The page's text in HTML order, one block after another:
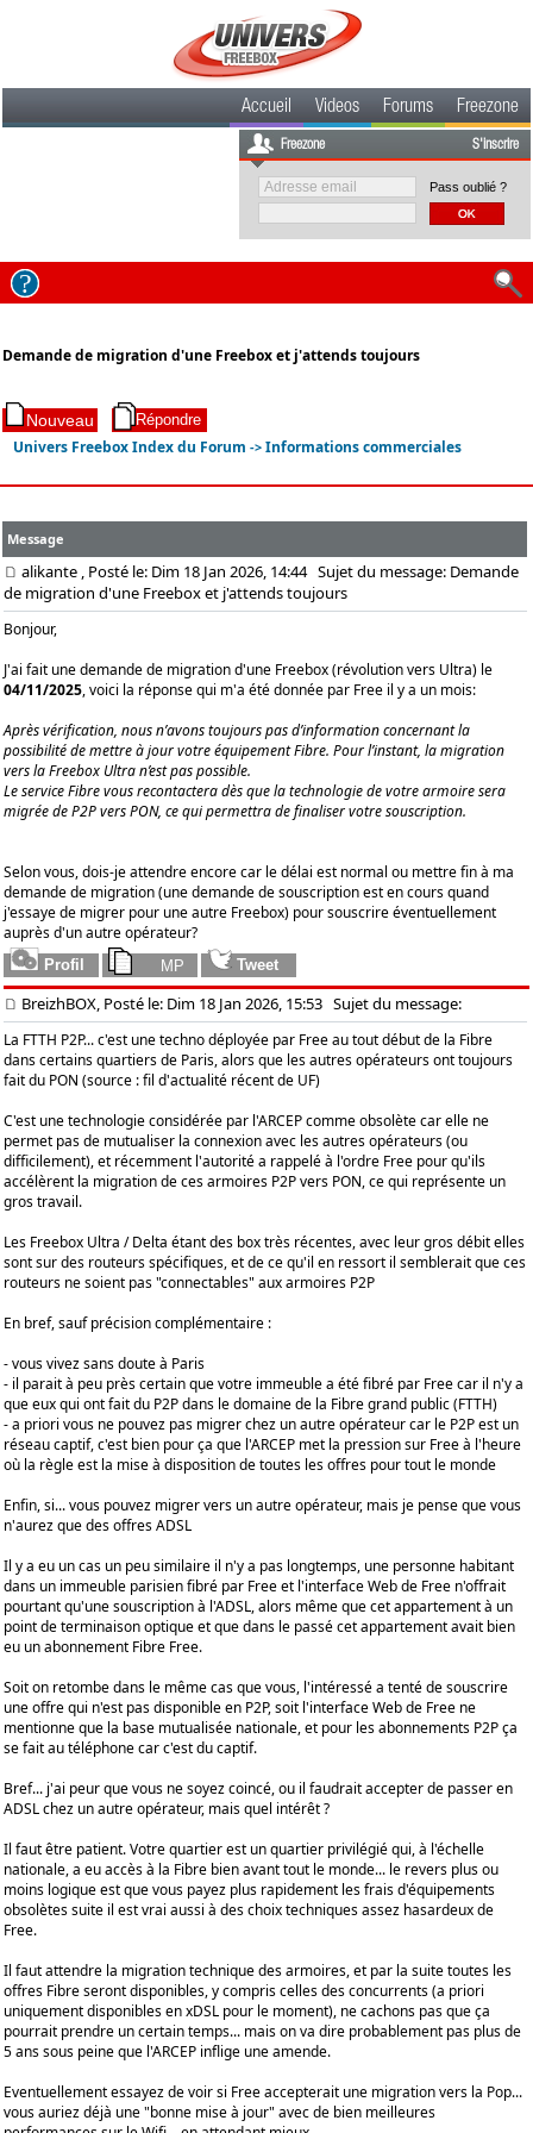
Accueil Videos Forums Freezone
Freezone S'inscrire
Pass oublié ?
Demande de migration d'une Freebox et j'attends toujours
Univers Freebox Index du Forum ->Informations commerciales
Message
alikante , Posté le: Dim 18 Jan 2026, 14:44Sujet du message: Demande
de migration d'une Freebox et j'attends toujours
Bonjour,
J'ai fait une demande de migration d'une Freebox (révolution vers Ultra) le
04/11/2025, voici la réponse qui m'a été donnée par Free il y a un mois:
Après vérification, nous n’avons toujours pas d’information concernant la
possibilité de mettre à jour votre équipement Fibre. Pour l’instant, la migration
vers la Freebox Ultra n’est pas possible.
Le service Fibre vous recontactera dès que la technologie de votre armoire sera
migrée de P2P vers PON, ce qui permettra de finaliser votre souscription.
Selon vous, dois-je attendre encore car le délai est normal ou mettre fin à ma
demande de migration (une demande de souscription est en cours quand
j'essaye de migrer pour une autre Freebox) pour souscrire éventuellement
auprès d'un autre opérateur?
BreizhBOX, Posté le: Dim 18 Jan 2026, 15:53 Sujet du message:
La FTTH P2P... c'est une techno déployée par Free au tout début de la Fibre
dans certains quartiers de Paris, alors que les autres opérateurs ont toujours
fait du PON (source : fil d'actualité récent de UF)
C'est une technologie considérée par l'ARCEP comme obsolète car elle ne
permet pas de mutualiser la connexion avec les autres opérateurs (ou
difficilement), et récemment l'autorité a rappelé à l'ordre Free pour qu'ils
accélèrent la migration de ces armoires P2P vers PON, ce qui représente un
gros travail.
Les Freebox Ultra / Delta étant des box très récentes, avec leur gros débit elles
sont sur des routeurs spécifiques, et de ce qu'il en ressort il semblerait que ces
routeurs ne soient pas "connectables" aux armoires P2P
En bref, sauf précision complémentaire :
- vous vivez sans doute à Paris
- il parait à peu près certain que votre immeuble a été fibré par Free car il n'y a
que eux qui ont fait du P2P dans le domaine de la Fibre grand public (FTTH)
- a priori vous ne pouvez pas migrer chez un autre opérateur car le P2P est un
réseau captif, c'est bien pour ça que l'ARCEP met la pression sur Free à l'heure
où la règle est la mise à disposition de toutes les offres pour tout le monde
Enfin, si... vous pouvez migrer vers un autre opérateur, mais je pense que vous
n'aurez que des offres ADSL
Il y a eu un cas un peu similaire il n'y a pas longtemps, une personne habitant
dans un immeuble parisien fibré par Free et l'interface Web de Free n'offrait
pourtant qu'une souscription à l'ADSL, alors même que cet appartement à un
point de terminaison optique et que dans le passé cet appartement avait bien
eu un abonnement Fibre Free.
Soit on retombe dans le même cas que vous, l'intéressé a tenté de souscrire
une offre qui n'est pas disponible en P2P, soit l'interface Web de Free ne
mentionne que la base mutualisée nationale, et pour les abonnements P2P ça
se fait au téléphone car c'est du captif.
Bref... j'ai peur que vous ne soyez coincé, ou il faudrait accepter de passer en
ADSL chez un autre opérateur, mais quel intérêt ?
Il faut être patient. Votre quartier est un quartier privilégié qui, à l'échelle
nationale, a eu accès à la Fibre bien avant tout le monde... le revers plus ou
moins logique est que vous payez plus rapidement les frais d'équipements
obsolètes suite il est vrai aussi à des choix techniques assez hasardeux de
Free.
Il faut attendre la migration technique des armoires, et par la suite toutes les
offres Fibre seront disponibles, y compris celles des concurrents (a priori
uniquement disponibles en xDSL pour le moment), ne cachons pas que ça
pourrait prendre un certain temps... mais on va dire probablement pas plus de
5 ans sous peine que l'ARCEP inflige une amende.
Eventuellement essayez de voir si Free accepterait une migration vers la Pop...
vous auriez déjà une "bonne mise à jour" avec de bien meilleures